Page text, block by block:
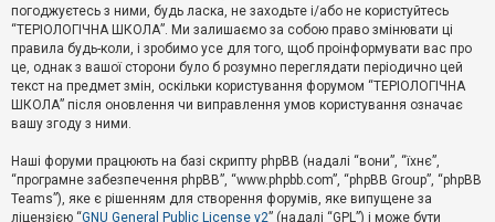
р
а
ц
я
Т
м
и
б
е
погоджуєтесь з ними, будь ласка, не заходьте і/або не користуйтесь
“ТЕРІОЛОГІЧНА ШКОЛА”. Ми залишаємо за собою право змінювати ці
правила будь-коли, і зробимо усе для того, щоб проінформувати вас про
це, однак з вашої сторони було б розумно переглядати періодично цей
текст на предмет змін, оскільки користування форумом “ТЕРІОЛОГІЧНА
ШКОЛА” після оновлення чи виправлення умов користування означає
вашу згоду з ними.
Наші форуми працюють на базі скрипту phpBB (надалі “вони”, “їхнє”,
“програмне забезпечення phpBB”, “www.phpbb.com”, “phpBB Group”, “phpBB
Teams”), яке є рішенням для створення форумів, яке випущене за
ліцензією “GNU General Public License v2” (надалі “GPL”) і може бути